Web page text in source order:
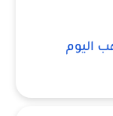
اليوم